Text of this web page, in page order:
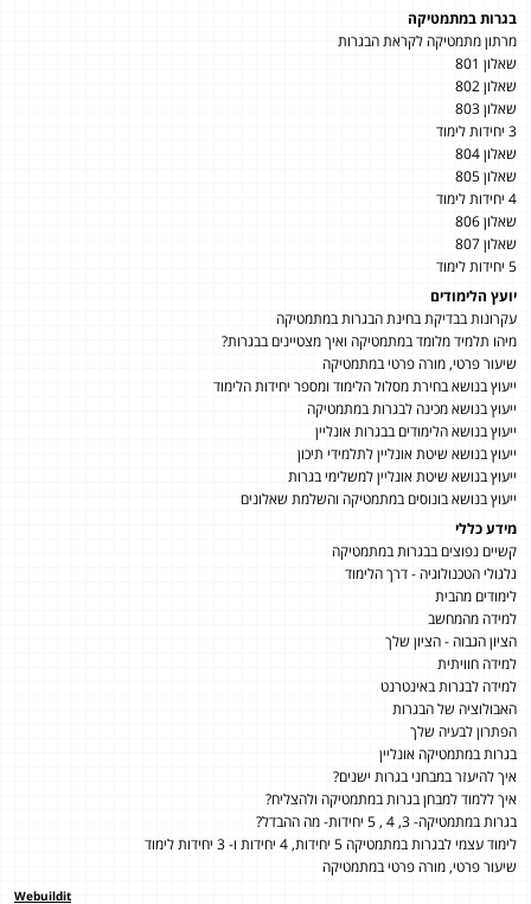
בגרות במתמטיקה
מרתון מתמטיקה לקראת הבגרות
שאלון 801
שאלון 802
שאלון 803
3 יחידות לימוד
שאלון 804
שאלון 805
4 יחידות לימוד
שאלון 806
שאלון 807
5 יחידות לימוד
יועץ הלימודים
עקרונות בבדיקת בחינת הבגרות במתמטיקה
מיהו תלמיד מלומד במתמטיקה ואיך מצטיינים בבגרות?
שיעור פרטי, מורה פרטי במתמטיקה
ייעוץ בנושא בחירת מסלול הלימוד ומספר יחידות הלימוד
ייעוץ בנושא מכינה לבגרות במתמטיקה
ייעוץ בנושא הלימודים בבגרות אונליין
ייעוץ בנושא שיטת אונליין לתלמידי תיכון
ייעוץ בנושא שיטת אונליין למשלימי בגרות
ייעוץ בנושא בונוסים במתמטיקה והשלמת שאלונים
מידע כללי
קשיים נפוצים בבגרות במתמטיקה
גלגולי הטכנולוגיה - דרך הלימוד
לימודים מהבית
למידה מהמחשב
הציון הגבוה - הציון שלך
למידה חוויתית
למידה לבגרות באינטרנט
האבולוציה של הבגרות
הפתרון לבעיה שלך
בגרות במתמטיקה אונליין
איך להיעזר במבחני בגרות ישנים?
איך ללמוד למבחן בגרות במתמטיקה ולהצליח?
בגרות במתמטיקה- 3, 4 , 5 יחידות- מה ההבדל?
לימוד עצמי לבגרות במתמטיקה 5 יחידות, 4 יחידות ו- 3 יחידות לימוד
שיעור פרטי, מורה פרטי במתמטיקה
Webuildit